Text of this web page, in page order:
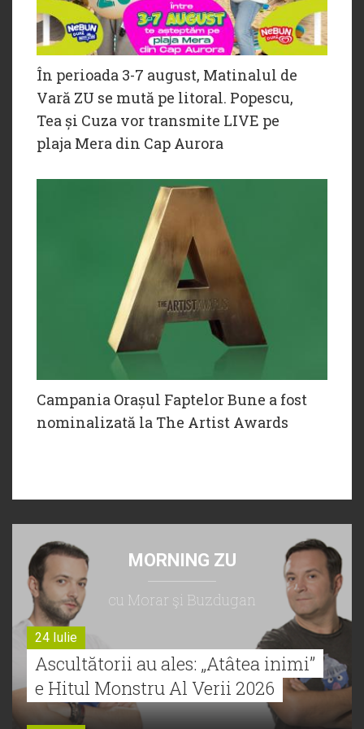
În perioada 3-7 august, Matinalul de
Vară ZU se mută pe litoral. Popescu,
Tea și Cuza vor transmite LIVE pe
plaja Mera din Cap Aurora
Campania Orașul Faptelor Bune a fost
nominalizată la The Artist Awards
MORNING ZU
cu Morar şi Buzdugan
24 Iulie
Ascultătorii au ales: „Atâtea inimi”
e Hitul Monstru Al Verii 2026